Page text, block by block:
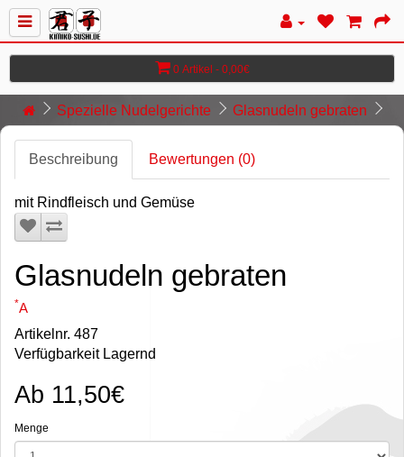
0 Artikel - 0,00€
Spezielle Nudelgerichte Glasnudeln gebraten
Beschreibung Bewertungen (0)
mit Rindfleisch und Gemüse
Glasnudeln gebraten
*A
Artikelnr. 487
Verfügbarkeit Lagernd
Ab 11,50€
Menge